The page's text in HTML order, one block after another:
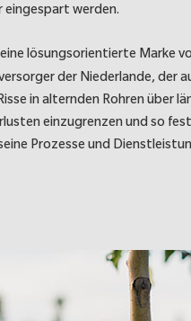
eingespart werden.
lösungsorientierte Marke
der Niederlande, der
in alternden Rohren über
einzugrenzen und so
Prozesse und